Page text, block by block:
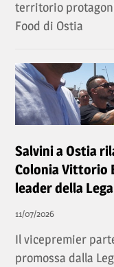
territorio
Food di Ostia
Salvini a Ostia
Colonia Vittorio
leader della
11/07/2026
Il vicepremier
promossa dalla